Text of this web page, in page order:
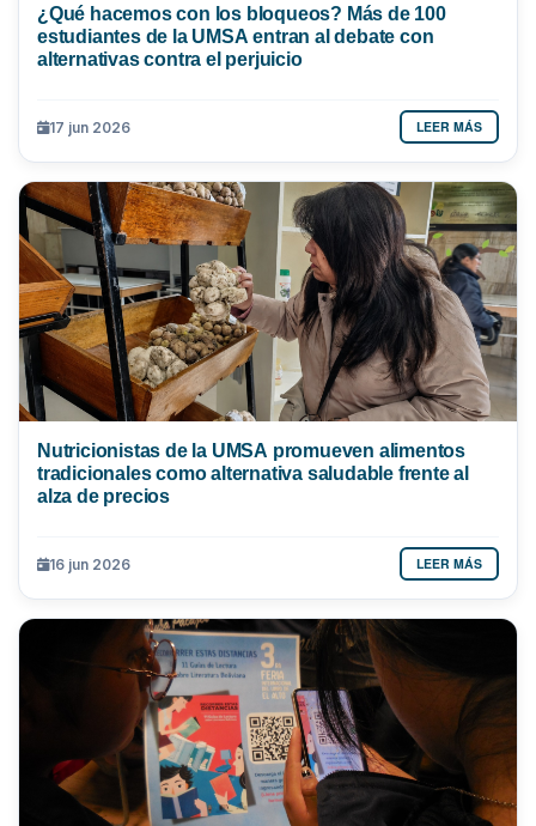
¿Qué hacemos con los bloqueos? Más de 100
estudiantes de la UMSA entran al debate con
alternativas contra el perjuicio
17 jun 2026 LEER MÁS
Nutricionistas de la UMSA promueven alimentos
tradicionales como alternativa saludable frente al
alza de precios
16 jun 2026 LEER MÁS